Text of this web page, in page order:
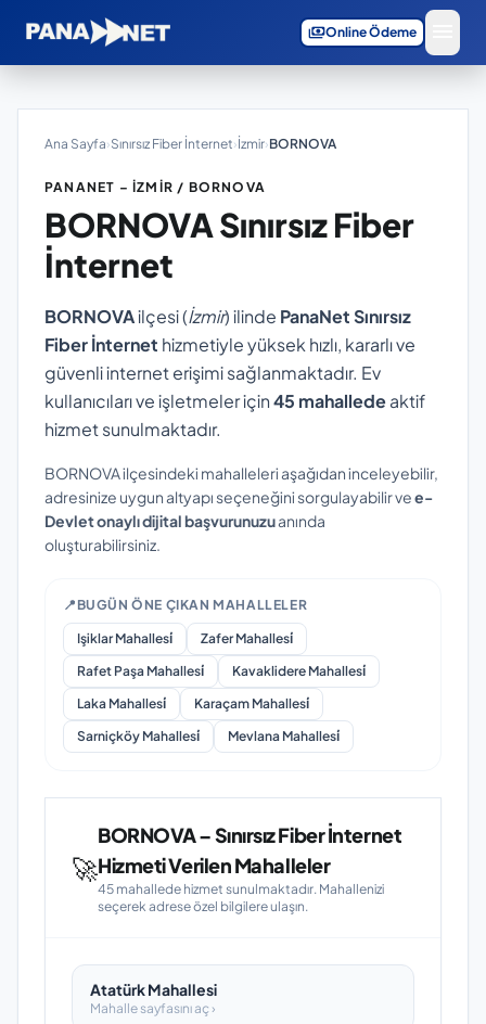
paymentsOnline Ödeme
Ana Sayfa›Sınırsız Fiber İnternet›İzmir›BORNOVA
PANANET – İZMIR / BORNOVA
BORNOVASınırsız Fiber
İnternet
BORNOVAilçesi (İzmir) ilinde PanaNet Sınırsız
Fiber İnternet hizmetiyle yüksek hızlı, kararlı ve
güvenli internet erişimi sağlanmaktadır. Ev
kullanıcıları ve işletmeler için45 mahalledeaktif
hizmet sunulmaktadır.
BORNOVA ilçesindeki mahalleleri aşağıdan inceleyebilir,
adresinize uygun altyapı seçeneğini sorgulayabilir vee-
Devlet onaylı dijital başvurunuzuanında
oluşturabilirsiniz.
📍 BUGÜN ÖNE ÇIKAN MAHALLELER
Işiklar Mahallesi̇
Zafer Mahallesi̇
Rafet Paşa Mahallesi̇
Kavaklidere Mahallesi̇
Laka Mahallesi̇
Karaçam Mahallesi̇
Sarniçköy Mahallesi̇
Mevlana Mahallesi̇
🚀
BORNOVA – Sınırsız Fiber İnternet
Hizmeti Verilen Mahalleler
45 mahallede hizmet sunulmaktadır. Mahallenizi
seçerek adrese özel bilgilere ulaşın.
Atatürk Mahallesi
Mahalle sayfasını aç ›